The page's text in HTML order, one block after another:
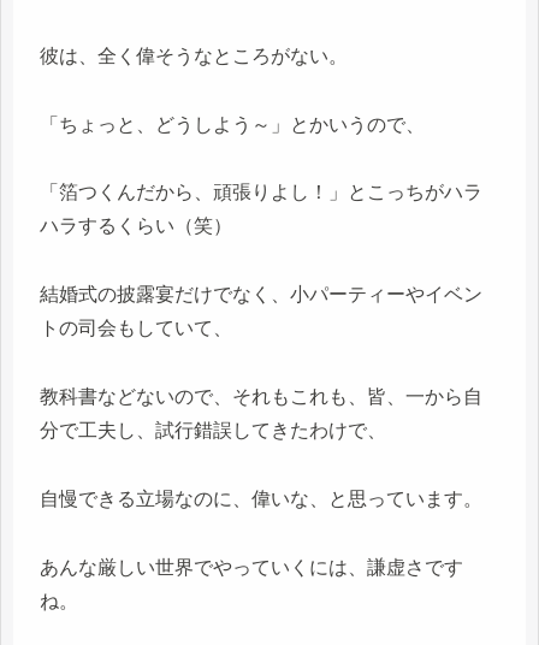
彼は、全く偉そうなところがない。
「ちょっと、どうしよう～」とかいうので、
「箔つくんだから、頑張りよし！」とこっちがハラ
ハラするくらい（笑）
結婚式の披露宴だけでなく、小パーティーやイベン
トの司会もしていて、
教科書などないので、それもこれも、皆、一から自
分で工夫し、試行錯誤してきたわけで、
自慢できる立場なのに、偉いな、と思っています。
あんな厳しい世界でやっていくには、謙虚さです
ね。